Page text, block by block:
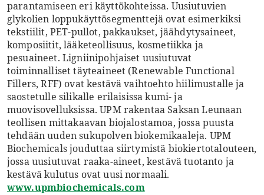
parantamiseen eri käyttökohteissa. Uusiutuvien
glykolien loppukäyttösegmenttejä ovat esimerkiksi
tekstiilit, PET-pullot, pakkaukset, jäähdytysaineet,
komposiitit, lääketeollisuus, kosmetiikka ja
pesuaineet. Ligniinipohjaiset uusiutuvat
toiminnalliset täyteaineet (Renewable Functional
Fillers, RFF) ovat kestävä vaihtoehto hiilimustalle ja
saostetulle silikalle erilaisissa kumi- ja
muovisovelluksissa. UPM rakentaa Saksan Leunaan
teollisen mittakaavan biojalostamoa, jossa puusta
tehdään uuden sukupolven biokemikaaleja. UPM
Biochemicals jouduttaa siirtymistä biokiertotalouteen,
jossa uusiutuvat raaka-aineet, kestävä tuotanto ja
kestävä kulutus ovat uusi normaali.
www.upmbiochemicals.com